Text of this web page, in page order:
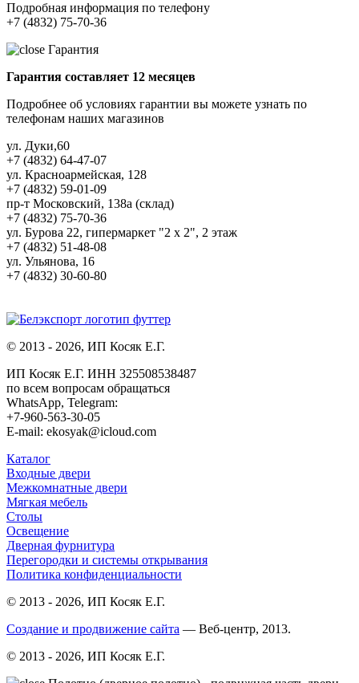
Подробная информация по телефону
+7 (4832) 75-70-36
Гарантия
Гарантия составляет 12 месяцев
Подробнее об условиях гарантии вы можете узнать по
телефонам наших магазинов
ул. Дуки,60
+7 (4832) 64-47-07
ул. Красноармейская, 128
+7 (4832) 59-01-09
пр-т Московский, 138а (склад)
+7 (4832) 75-70-36
ул. Бурова 22, гипермаркет "2 х 2", 2 этаж
+7 (4832) 51-48-08
ул. Ульянова, 16
+7 (4832) 30-60-80
© 2013 - 2026, ИП Косяк Е.Г.
ИП Косяк Е.Г. ИНН 325508538487
по всем вопросам обращаться
WhatsApp, Telegram:
+7-960-563-30-05
E-mail: ekosyak@icloud.com
Каталог
Входные двери
Межкомнатные двери
Мягкая мебель
Столы
Освещение
Дверная фурнитура
Перегородки и системы открывания
Политика конфиденциальности
© 2013 - 2026, ИП Косяк Е.Г.
Создание и продвижение сайта — Веб-центр, 2013.
© 2013 - 2026, ИП Косяк Е.Г.